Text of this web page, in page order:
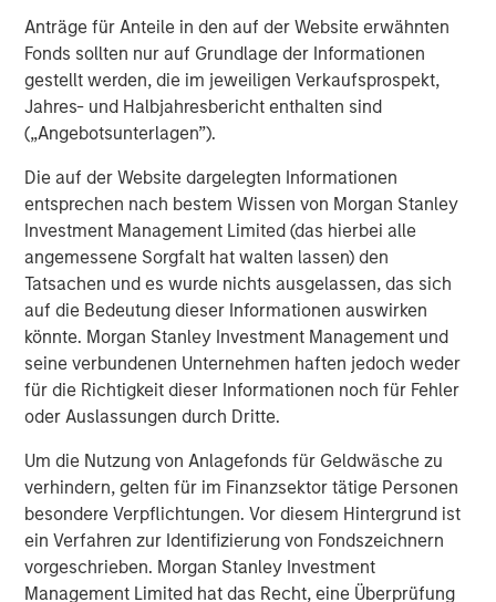
Anträge für Anteile in den auf der Website erwähnten
Fonds sollten nur auf Grundlage der Informationen
gestellt werden, die im jeweiligen Verkaufsprospekt,
Jahres- und Halbjahresbericht enthalten sind
(„Angebotsunterlagen”).
Die auf der Website dargelegten Informationen
entsprechen nach bestem Wissen von Morgan Stanley
Investment Management Limited (das hierbei alle
angemessene Sorgfalt hat walten lassen) den
Tatsachen und es wurde nichts ausgelassen, das sich
auf die Bedeutung dieser Informationen auswirken
könnte. Morgan Stanley Investment Management und
seine verbundenen Unternehmen haften jedoch weder
für die Richtigkeit dieser Informationen noch für Fehler
oder Auslassungen durch Dritte.
Um die Nutzung von Anlagefonds für Geldwäsche zu
verhindern, gelten für im Finanzsektor tätige Personen
besondere Verpflichtungen. Vor diesem Hintergrund ist
ein Verfahren zur Identifizierung von Fondszeichnern
vorgeschrieben. Morgan Stanley Investment
Management Limited hat das Recht, eine Überprüfung
wesentlich größer und schwieriger zu manipulieren. Aber
was kann die Trump-Regierung tun, um niedrigere
Hypothekenzinsen zu erreichen?
Ein Post von Truth Social am Abend des 8. Januar bot
weise meine Vertreter an, Hypothekenanleihen im Wert
von 200 Mrd. USD zu KAUFEN.“ In diesem Fall sind die
Gruppen, die den Kauf tätigen, die staatlich geförderten
Unternehmen (GSEs) Fannie Mae und Freddie Mac, die
weiterhin unter staatlicher Aufsicht stehen. Die
Hypothekenzinsen sanken schnell, was auf eine
signifikante Marktreaktion und erwartete Käufe hindeutet.
Die Ausführung und das Tempo dieser großen Käufe
durch die GSEs sind jedoch noch unklar, was sich auf die
Krediterschwinglichkeit für Kreditnehmer auswirkt. Die
Spreads verengten sich sofort um 5-10 Bp. auf Fannie-
und Freddie-Anleihen.
Der Agency-MBS-Markt ist zwar nicht annähernd so groß
wie der Treasury-Markt, liegt aber immer noch bei über 9
Bio. USD
1
. Das bedeutet, dass dieser Kauf, sobald er